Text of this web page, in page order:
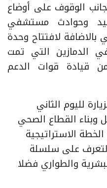
الوقوف على أوضاع
وحوادث مستشفي
بالاضافة لافتتاح وحدة
الدمازين التي تمت
قيادة قوات الدعم
لليوم الثاني
القطاع الصحي
الاستراتيجية
على سلسلة
والطواري فضلا